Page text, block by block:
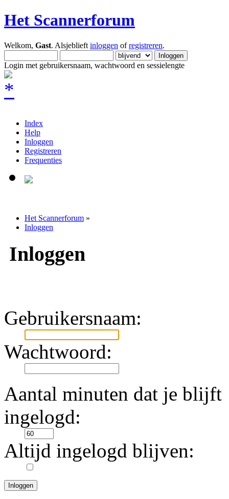
Het Scannerforum
Welkom, Gast. Alsjeblieft inloggen ofregistreren.
Login met gebruikersnaam, wachtwoord en sessielengte
Index
Help
Inloggen
Registreren
Frequenties
Het Scannerforum »
Inloggen
Inloggen
Gebruikersnaam:
Wachtwoord:
Aantal minuten dat je blijft
ingelogd:
Altijd ingelogd blijven: